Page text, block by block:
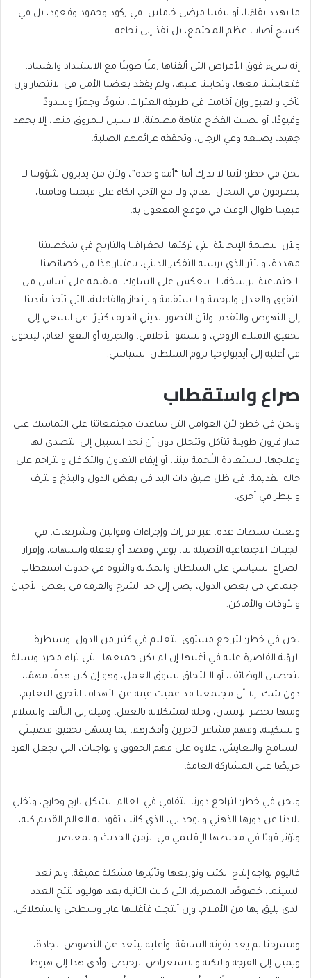
ما يهدد بقاءَنا، أو يبقينا مرضى خاملين، في ركود وخمود وقعود، بل في
كساح أصاب عظم المجتمع، بل نفذ إلى نخاعه.
إنه شيء فوق الأمراض التي ألفناها زمنًا طويلًا مع الاستبداد والفساد،
فتعايشنا معها، وتحايلنا عليها، ولم يفقد بعضنا الأمل في الانتصار وإن
تأخر، والعبور وإن أقامت في طريقِه العثرات، شوكًا وجمرًا وسدودًا
وقيودًا، أو نصبت الفخاخ متاهة مصمتة، لا سبيل للمروق منها، إلا بجهد
جهيد، يصنعه وعي الرجال، وتحققه عزائمهم الصلبة.
نحن في خطر؛ لأننا لا ندرك أننا “أمة واحدة”، ولأن من يديرون شؤوننا لا
يتصرفون في المجال العام، ولا مع الآخر، اتكاء على قيمتنا وقامتنا،
فبقينا طوال الوقت في موقع المفعول به.
ولأن البصمة الإيجابيّة التي تركتها الجغرافيا والتاريخ في شخصيتنا
مهددة، والأثر الذي يرسبه التفكير الديني، باعتبار هذا من خصائصنا
الاجتماعية الراسخة، لا ينعكس على السلوك، فيقيمه على أساس من
التقوى والعدل والرحمة والاستقامة والإنجاز والفاعلية، التي تأخذ بأيدينا
إلى النهوض والتقدم، ولأن التصور الديني انحرف كثيرًا عن السعي إلى
تحقيق الامتلاء الروحي، والسمو الأخلاقي، والخيرية أو النفع العام، ليتحول
في أغلبه إلى أيديولوجيا تروم السلطان السياسي.
صراع واستقطاب
ونحن في خطر؛ لأن العوامل التي ساعدت مجتمعاتنا على التماسك على
مدار قرون طويلة تتآكل وتتحلل دون أن نجد السبيل إلى التصدي لها
وعلاجها، لاستعادة اللُحمة بيننا، أو إبقاء التعاون والتكافل والتراحم على
حاله القديمة، في ظل ضيق ذات اليد في بعض الدول والبذخ والترف
والبطر في أخرى.
ولعبت سلطات عدة، عبر قرارات وإجراءات وقوانين وتشريعات، في
الجينات الاجتماعية الأصيلة لنا، بوعي وقصد أو بغفلة واستهانة، وإفراز
الصراع السياسي على السلطان والمكانة والثروة في حدوث استقطاب
اجتماعي في بعض الدول، يصل إلى حد الشرخ والفرقة في بعض الأحيان
والأوقات والأماكن.
نحن في خطر؛ لتراجع مستوى التعليم في كثير من الدول، وسيطرة
الرؤية القاصرة عليه في أغلبها إن لم يكن جميعها، التي تراه مجرد وسيلة
لتحصيل الوظائف، أو الالتحاق بسوق العمل، وهو إن كان هدفًا مهمًا،
دون شك، إلا أن مجتمعنا قد عميت عينه عن الأهداف الأخرى للتعليم،
ومنها تحضر الإنسان، وحله لمشكلاته بالعقل، وميله إلى التآلف والسلام
والسكينة، وفهم مشاعر الآخرين وأفكارهم، بما يسهّل تحقيق فضيلتَي
التسامح والتعايش، علاوة على فهم الحقوق والواجبات، التي تجعل الفرد
حريصًا على المشاركة العامة.
ونحن في خطر؛ لتراجع دورنا الثقافي في العالم، بشكل بارح وجارح، وتخلي
بلادنا عن دورها الذهني والوجداني، الذي كانت تقود به العالم القديم كله،
وتؤثر قويًا في محيطها الإقليمي في الزمن الحديث والمعاصر.
فاليوم يواجه إنتاج الكتب وتوزيعها وتأثيرها مشكلة عميقة، ولم تعد
السينما، خصوصًا المصرية، التي كانت الثانية بعد هوليود تنتج العدد
الذي يليق بها من الأفلام، وإن أنتجت فأغلبها عابر وسطحي واستهلاكي.
ومسرحنا لم يعد بقوته السابقة، وأغلبه يبتعد عن النصوص الجادة،
ويميل إلى الفرجة والنكتة والاستعراض الرخيص. وأدى هذا إلى هبوط